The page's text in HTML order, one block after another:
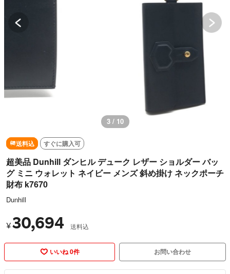
3 / 10
送料込 すぐに購入可
超美品 Dunhill ダンヒル デューク レザー ショルダー バッ
グ ミニ ウォレット ネイビー メンズ 斜め掛け ネックポーチ
財布 k7670
Dunhill
¥30,694 送料込
いいね 0件 お問い合わせ